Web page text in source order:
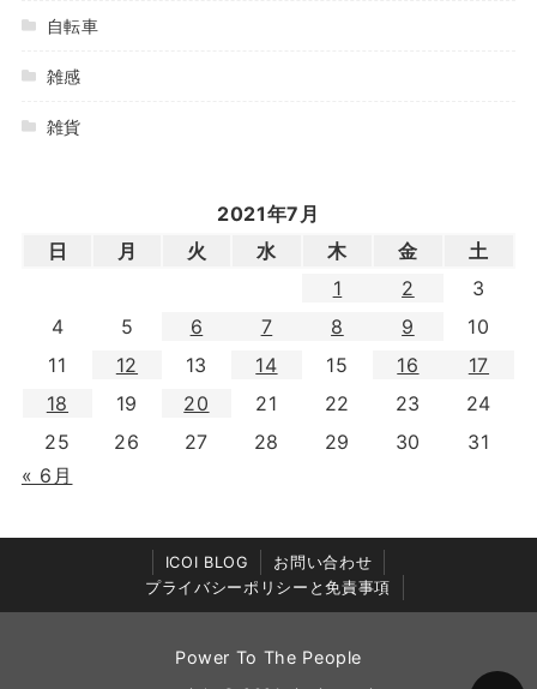
自転車
雑感
雑貨
2021年7月
日
月 火 水 木 金
土
1
2
3
4
5 6 7 8 9
10
11
12 13 14 15 16
17
18
19 20 21 22 23
24
25
26 27 28 29 30
31
« 6月
ICOI BLOG
お問い合わせ
プライバシーポリシーと免責事項
Power To The People